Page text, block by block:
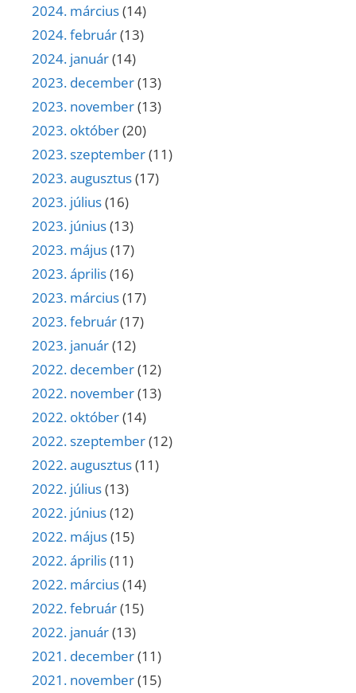
2024. március(14)
2024. február(13)
2024. január(14)
2023. december(13)
2023. november(13)
2023. október(20)
2023. szeptember(11)
2023. augusztus(17)
2023. július(16)
2023. június(13)
2023. május(17)
2023. április(16)
2023. március(17)
2023. február(17)
2023. január(12)
2022. december(12)
2022. november(13)
2022. október(14)
2022. szeptember(12)
2022. augusztus(11)
2022. július(13)
2022. június(12)
2022. május(15)
2022. április(11)
2022. március(14)
2022. február(15)
2022. január(13)
2021. december(11)
2021. november(15)